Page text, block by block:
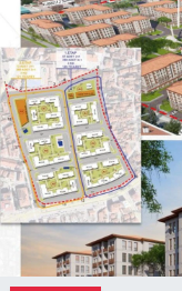
Dodurga
Eğitim
Ekonomi
Güncel
İskilip
Haber Arşivi